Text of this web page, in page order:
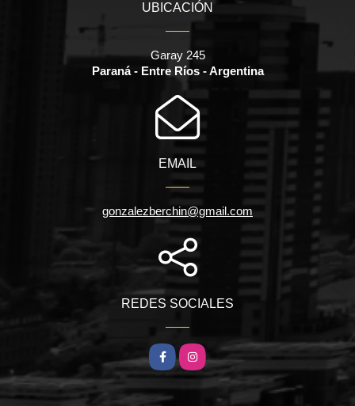
UBICACIÓN
Garay 245
Paraná - Entre Ríos - Argentina
EMAIL
gonzalezberchin@gmail.com
REDES SOCIALES
FacebookInstagram